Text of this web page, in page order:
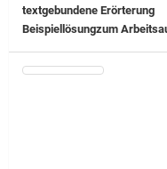
textgebundene Erörterung
Beispiellösungzum